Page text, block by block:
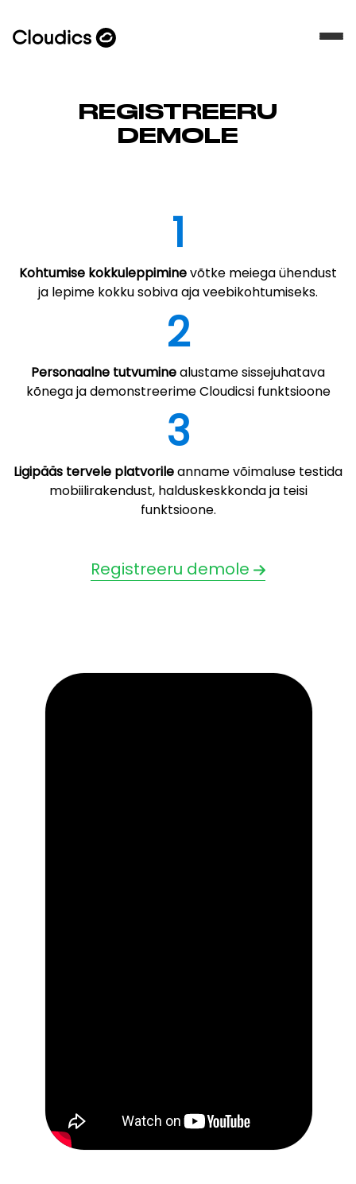
REGISTREERU
DEMOLE
1
Kohtumise kokkuleppiminevõtke meiega ühendust
ja lepime kokku sobiva aja veebikohtumiseks.
2
Personaalne tutvuminealustame sissejuhatava
kõnega ja demonstreerime Cloudicsi funktsioone
3
Ligipääs tervele platvorileanname võimaluse testida
mobiilirakendust, halduskeskkonda ja teisi
funktsioone.
Registreeru demole